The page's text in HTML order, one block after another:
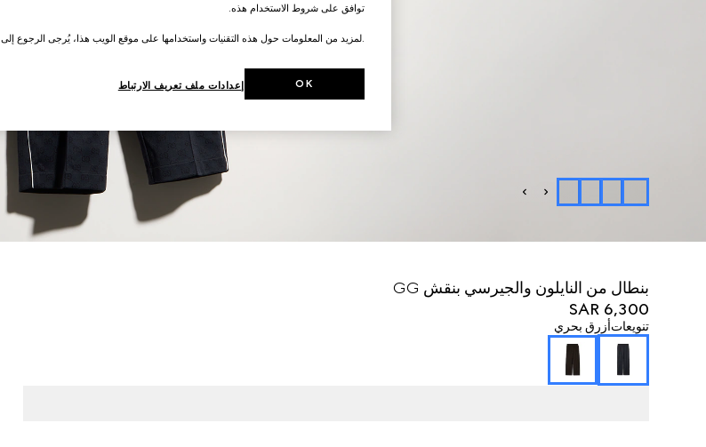
بنطال من النايلون والجيرسي بنقش GG
SAR 6,300
تنويعاتأزرق بحري
توافق على شروط الاستخدام هذه.
.لمزيد من المعلومات حول هذه التقنيات واستخدامها على موقع الويب هذا، يُرجى الرجوع إلى
إعدادات ملف تعريف الارتباط OK